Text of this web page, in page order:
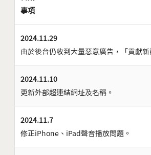
事項
2024.11.29
由於後台仍收到大量惡意廣告，「貢獻
2024.11.10
更新外部超連結網址及名稱。
2024.11.7
修正iPhone、iPad聲音播放問題。